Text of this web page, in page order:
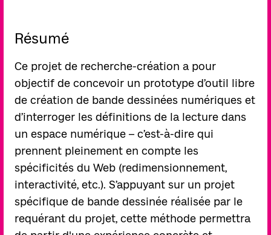
Résumé
Ce projet de recherche-création a pour
objectif de concevoir un prototype d’outil libre
de création de bande dessinées numériques et
d’interroger les définitions de la lecture dans
un espace numérique – c’est-à-dire qui
prennent pleinement en compte les
spécificités du Web (redimensionnement,
interactivité, etc.). S’appuyant sur un projet
spécifique de bande dessinée réalisée par le
requérant du projet, cette méthode permettra